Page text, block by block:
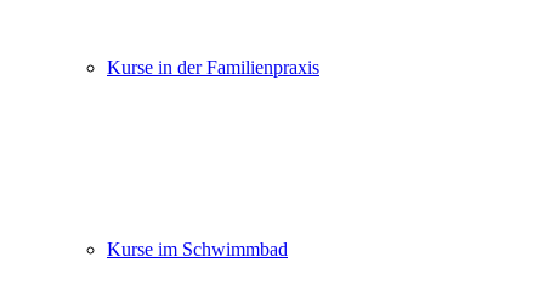
Kurse in der Familienpraxis
Kurse im Schwimmbad